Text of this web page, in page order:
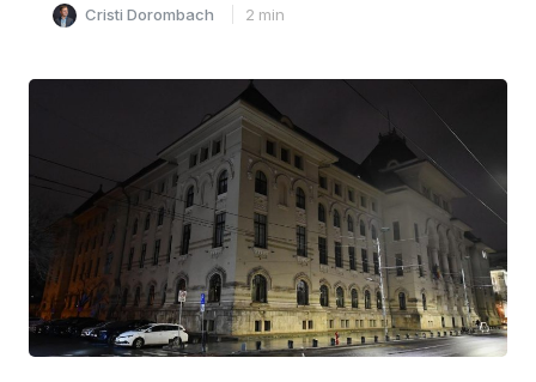
Cristi Dorombach 2 min